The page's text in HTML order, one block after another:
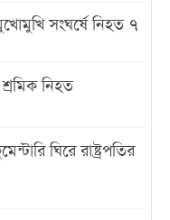
সংঘর্ষে নিহত ৭
নিহত
ঘিরে রাষ্ট্রপতির